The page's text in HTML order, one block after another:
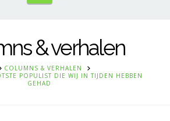
& verhalen
COLUMNS & VERHALEN
POPULIST DIE WIJ IN TIJDEN HEBBEN
GEHAD